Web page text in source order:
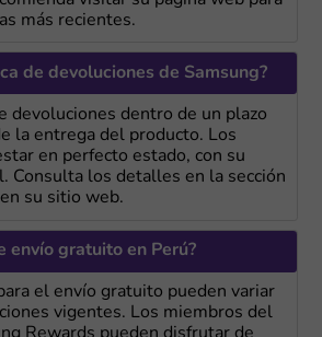
más recientes.
de devoluciones de Samsung?
devoluciones dentro de un plazo
la entrega del producto. Los
en perfecto estado, con su
Consulta los detalles en la sección
su sitio web.
envío gratuito en Perú?
el envío gratuito pueden variar
vigentes. Los miembros del